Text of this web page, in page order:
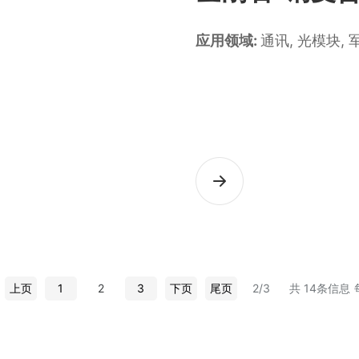
应用领域: 通讯, 光模块,
上页 1 2 3 下页 尾页 2/3 共 14条信息